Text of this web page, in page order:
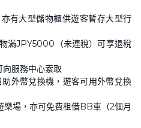
有大型儲物櫃供遊客暫存大型行
滿JPY5000（未連稅）可享退稅
服務中心索取
外幣兌換機，遊客可用外幣兌換
場，亦可免費租借BB車（2個月